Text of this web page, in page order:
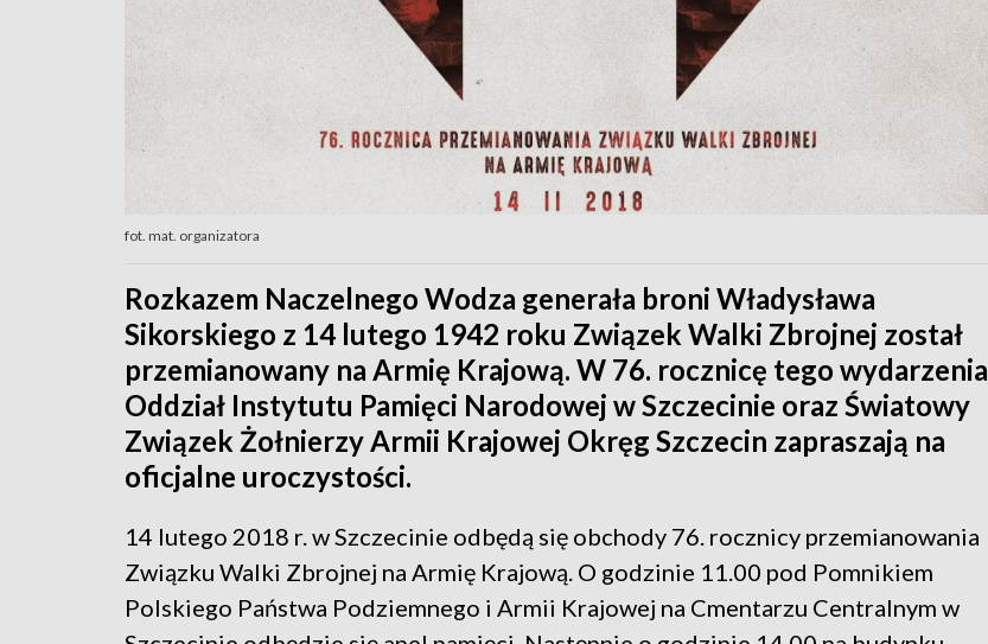
fot. mat. organizatora
Rozkazem Naczelnego Wodza generała broni Władysława
Sikorskiego z 14 lutego 1942 roku Związek Walki Zbrojnej został
przemianowany na Armię Krajową. W 76. rocznicę tego wydarzenia
Oddział Instytutu Pamięci Narodowej w Szczecinie oraz Światowy
Związek Żołnierzy Armii Krajowej Okręg Szczecin zapraszają na
oficjalne uroczystości.
14 lutego 2018 r. w Szczecinie odbędą się obchody 76. rocznicy przemianowania
Związku Walki Zbrojnej na Armię Krajową. O godzinie 11.00 pod Pomnikiem
Polskiego Państwa Podziemnego i Armii Krajowej na Cmentarzu Centralnym w